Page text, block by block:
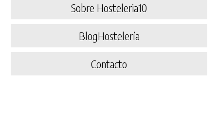
Sobre Hosteleria10
BlogHostelería
Contacto